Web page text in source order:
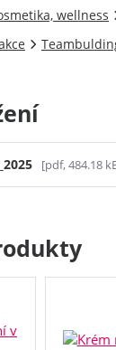
wellness
[pdf, 484.18